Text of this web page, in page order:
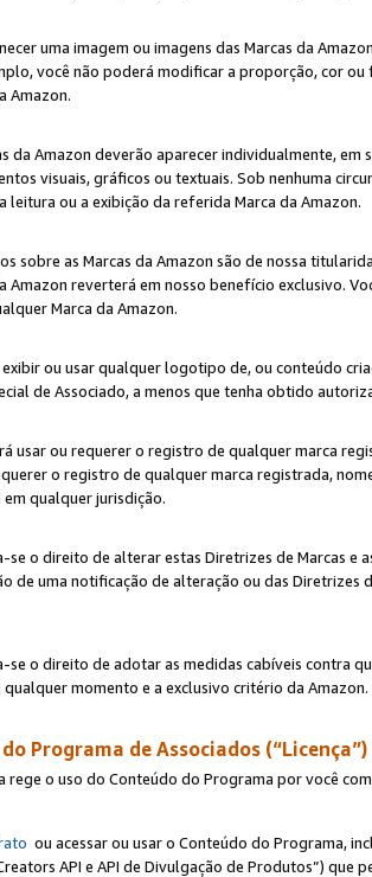
uma imagem ou imagens das Marcas da
você não poderá modificar a proporção, cor
Amazon.
da Amazon deverão aparecer individualmente,
visuais, gráficos ou textuais. Sob nenhuma
leitura ou a exibição da referida Marca da Amazon.
sobre as Marcas da Amazon são de nossa
Amazon reverterá em nosso benefício exclusivo.
Marca da Amazon.
exibir ou usar qualquer logotipo de, ou conteúdo
de Associado, a menos que tenha obtido
usar ou requerer o registro de qualquer marca
o registro de qualquer marca registrada,
em qualquer jurisdição.
se o direito de alterar estas Diretrizes de Marcas e
de uma notificação de alteração ou das Diretrizes
se o direito de adotar as medidas cabíveis contra
qualquer momento e a exclusivo critério da Amazon.
Programa de Associados (“Licença”)
rege o uso do Conteúdo do Programa por você
ou acessar ou usar o Conteúdo do Programa,
API e API de Divulgação de Produtos”)